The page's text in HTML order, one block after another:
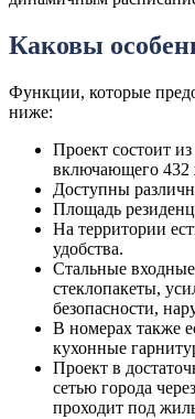
Каковы
Функции, которые
ниже:
Проект состоит
включающего
Доступны
Площадь
На территории
удобства.
Стальные
стеклопакеты,
безопасности,
В номерах также
кухонные
Проект в
сетью города
проходит под